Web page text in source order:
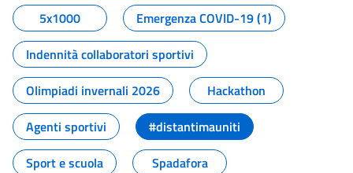
5x1000
Emergenza COVID-19 (1)
Indennità collaboratori sportivi
Olimpiadi invernali 2026
Hackathon
Agenti sportivi
#distantimauniti
Sport e scuola
Spadafora